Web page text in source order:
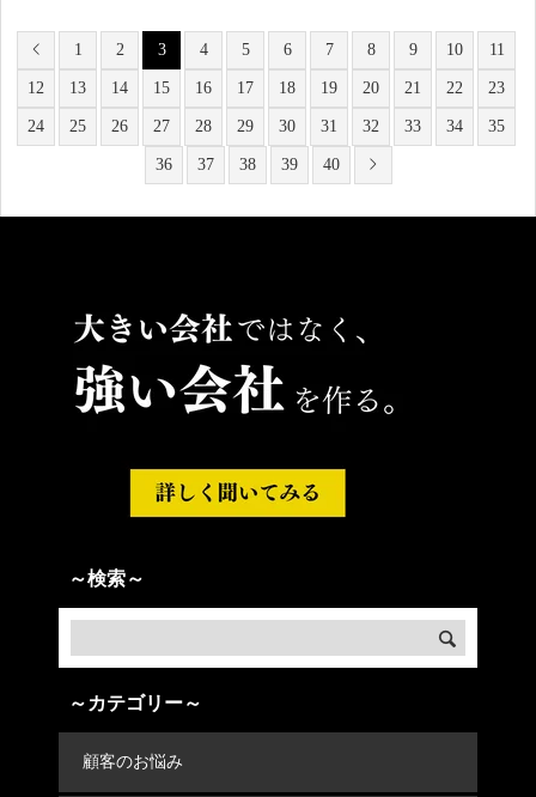
1 2 3 4 5 6 7 8 9 10 11
12 13 14 15 16 17 18 19 20 21 22 23
24 25 26 27 28 29 30 31 32 33 34 35
36 37 38 39 40
～検索～
～カテゴリー～
顧客のお悩み